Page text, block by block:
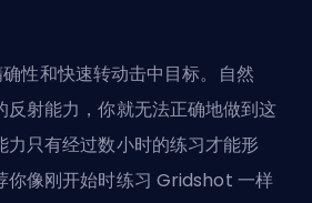
性和快速转动击中目标。自然
反射能力，你就无法正确地做到这
力只有经过数小时的练习才能形
你像刚开始时练习 Gridshot 一样